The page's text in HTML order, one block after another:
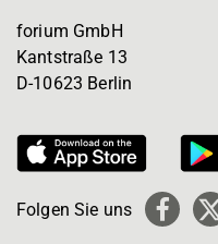
forium GmbH
Kantstraße 13
D-10623 Berlin
Folgen Sie uns